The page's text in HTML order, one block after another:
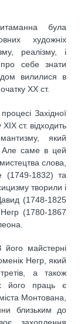
була
художніх
реалізму, і
себе знати
вилилися в
ХХ ст.
Західної
ст. відходить
який
Але саме в цей
слова,
(1749-1832) та
творили і
(1748-1825
(1780-1867
його майстерні
Негр, який
а також
його праць є
Монтована,
близьким до